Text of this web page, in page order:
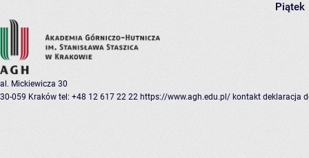
Piątek
al. Mickiewicza 30
30-059 Kraków tel: +48 12 617 22 22 https://www.agh.edu.pl/ kontakt deklaracja